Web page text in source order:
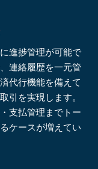
進捗管理が可能で
連絡履歴を一元管
代行機能を備えて
引を実現します。
支払管理までトー
ケースが増えてい